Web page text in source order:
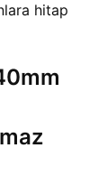
hitap